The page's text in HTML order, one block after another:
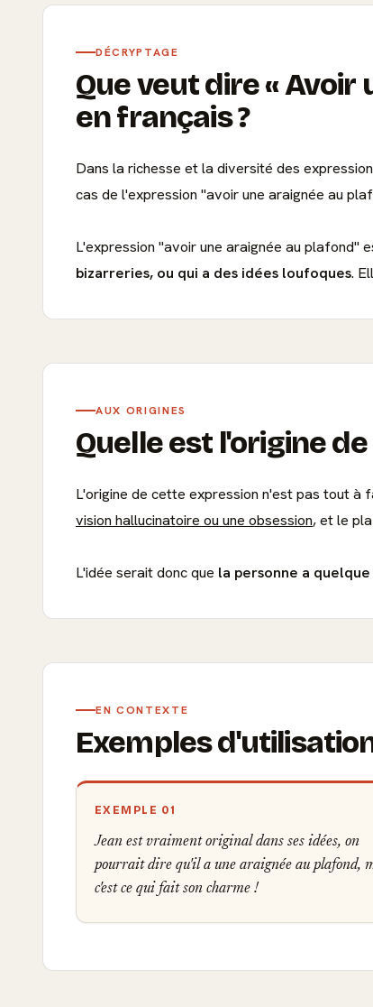
DÉCRYPTAGE
Que veut dire Avoir
en français ?
Dans la richesse et la diversité des
cas de l'expression "avoir une araignée au
L'expression "avoir une araignée au plafond"
bizarreries, ou qui a des idées loufoques.
AUX ORIGINES
Quelle est l'origine
L'origine de cette expression n'est pas tout à
vision hallucinatoire ou une obsession, et le
L'idée serait donc que la personne a
EN CONTEXTE
Exemples
EXEMPLE 01
Jean est vraiment original dans ses idées, on
pourrait dire qu'il a une araignée au plafond,
c'est ce qui fait son charme !